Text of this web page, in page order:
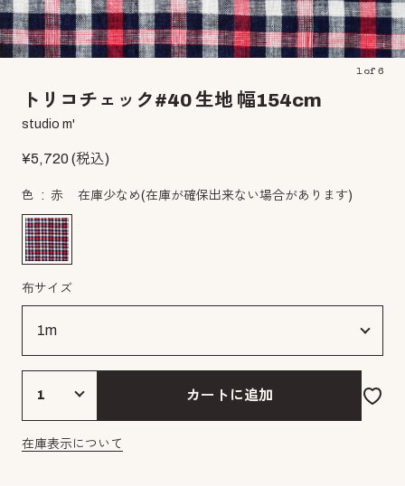
1of 6
トリコチェック#40 生地 幅154cm
studio m'
¥5,720(税込)
色 赤 在庫少なめ(在庫が確保出来ない場合があります)
布サイズ
カートに追加
在庫表示について